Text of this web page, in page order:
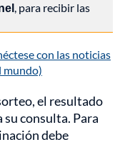
, para recibir las
con las noticias
mundo)
el resultado
consulta. Para
debe